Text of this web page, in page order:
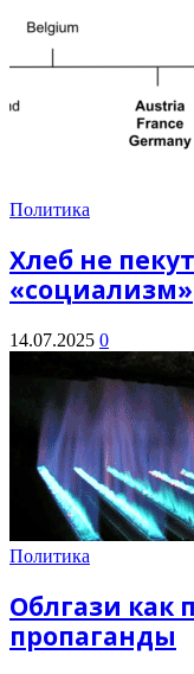
Политика
Хлеб не
«социализм»
14.07.2025 0
Политика
Облгази как
пропаганды